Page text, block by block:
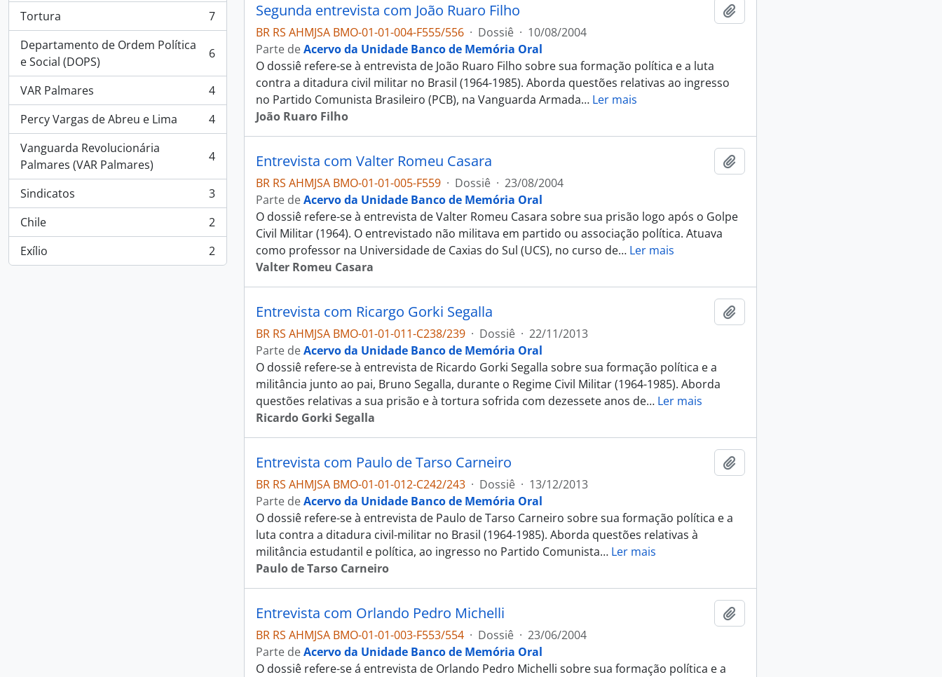
Tortura
, 7 resultados
7
Departamento de Ordem Política
e Social (DOPS)
, 6 resultados 6
VAR Palmares
, 4 resultados
4
Percy Vargas de Abreu e Lima
, 4 resultados
4
Vanguarda Revolucionária
Palmares (VAR Palmares)
, 4 resultados 4
Sindicatos
, 3 resultados
3
Chile
, 2 resultados
2
Exílio
, 2 resultados 2
Segunda entrevista com João Ruaro Filho
BR RS AHMJSA BMO-01-01-004-F555/556 · Dossiê · 10/08/2004
Parte deAcervo da Unidade Banco de Memória Oral
O dossiê refere-se à entrevista de João Ruaro Filho sobre sua formação política e a luta
contra a ditadura civil militar no Brasil (1964-1985). Aborda questões relativas ao ingresso
no Partido Comunista Brasileiro (PCB), na Vanguarda Armada… Ler mais
João Ruaro Filho
Entrevista com Valter Romeu Casara
BR RS AHMJSA BMO-01-01-005-F559 · Dossiê · 23/08/2004
Parte deAcervo da Unidade Banco de Memória Oral
O dossiê refere-se à entrevista de Valter Romeu Casara sobre sua prisão logo após o Golpe
Civil Militar (1964). O entrevistado não militava em partido ou associação política. Atuava
como professor na Universidade de Caxias do Sul (UCS), no curso de… Ler mais
Valter Romeu Casara
Entrevista com Ricargo Gorki Segalla
BR RS AHMJSA BMO-01-01-011-C238/239 · Dossiê · 22/11/2013
Parte deAcervo da Unidade Banco de Memória Oral
O dossiê refere-se à entrevista de Ricardo Gorki Segalla sobre sua formação política e a
militância junto ao pai, Bruno Segalla, durante o Regime Civil Militar (1964-1985). Aborda
questões relativas a sua prisão e à tortura sofrida com dezessete anos de… Ler mais
Ricardo Gorki Segalla
Entrevista com Paulo de Tarso Carneiro
BR RS AHMJSA BMO-01-01-012-C242/243 · Dossiê · 13/12/2013
Parte deAcervo da Unidade Banco de Memória Oral
O dossiê refere-se à entrevista de Paulo de Tarso Carneiro sobre sua formação política e a
luta contra a ditadura civil-militar no Brasil (1964-1985). Aborda questões relativas à
militância estudantil e política, ao ingresso no Partido Comunista… Ler mais
Paulo de Tarso Carneiro
Entrevista com Orlando Pedro Michelli
BR RS AHMJSA BMO-01-01-003-F553/554 · Dossiê · 23/06/2004
Parte deAcervo da Unidade Banco de Memória Oral
O dossiê refere-se á entrevista de Orlando Pedro Michelli sobre sua formação política e a